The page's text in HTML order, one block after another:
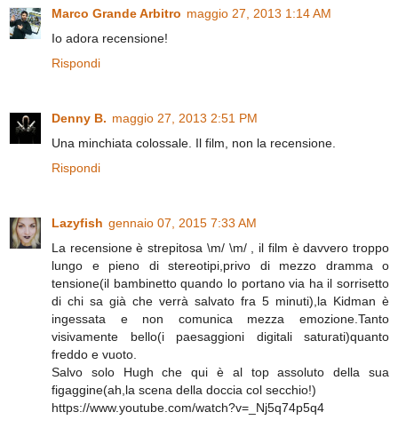
Marco Grande Arbitro maggio 27, 2013 1:14 AM
Io adora recensione!
Rispondi
Denny B. maggio 27, 2013 2:51 PM
Una minchiata colossale. Il film, non la recensione.
Rispondi
Lazyfish gennaio 07, 2015 7:33 AM
La recensione è strepitosa \m/ \m/ , il film è davvero troppo
lungo e pieno di stereotipi,privo di mezzo dramma o
tensione(il bambinetto quando lo portano via ha il sorrisetto
di chi sa già che verrà salvato fra 5 minuti),la Kidman è
ingessata e non comunica mezza emozione.Tanto
visivamente bello(i paesaggioni digitali saturati)quanto
freddo e vuoto.
Salvo solo Hugh che qui è al top assoluto della sua
figaggine(ah,la scena della doccia col secchio!)
https://www.youtube.com/watch?v=_Nj5q74p5q4